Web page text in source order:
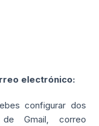
electrónico:
configurar dos
Gmail, correo